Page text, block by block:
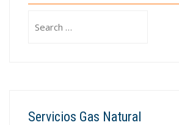
for:
Servicios Gas Natural